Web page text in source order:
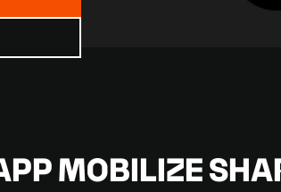
MOBILIZE